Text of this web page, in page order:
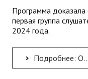
Программа
первая группа
2024 года.
Подробнее: Объявляется набор на обучение для участников СВО и ветеранов боевых действий